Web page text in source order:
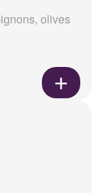
olives